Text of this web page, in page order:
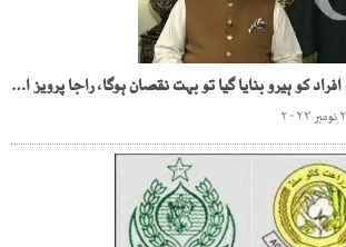
9 مئی واقعات میں ملوث افراد کو ہیرو بنایا گیا تو بہت نقصان ہوگا، راجا پرویز اشرف